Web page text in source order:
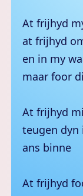
At frijhyd
at frijhyd
en in my
maar foor
At frijhyd
teugen dyn
ans binne
At frijhyd